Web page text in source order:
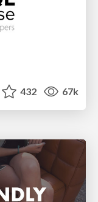
432 67k